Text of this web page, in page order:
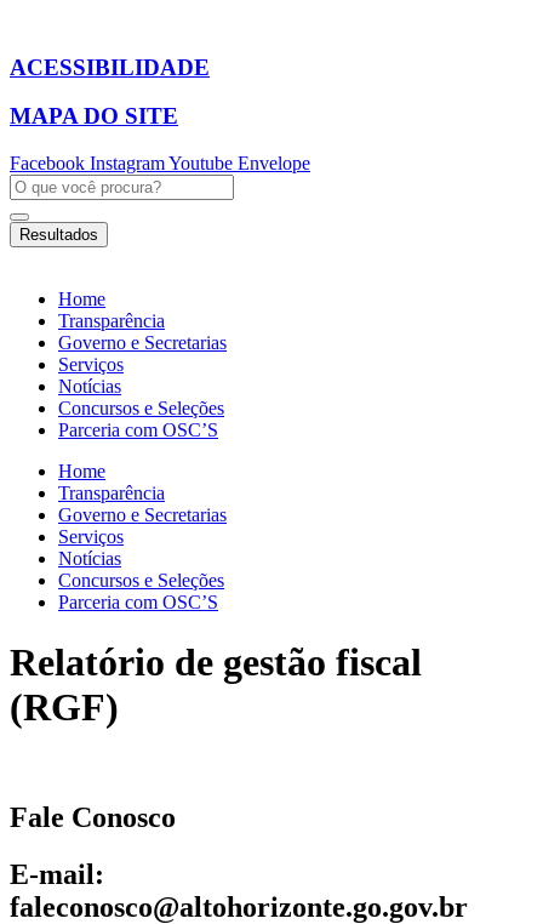
o
conteúdo
ACESSIBILIDADE
MAPA DO SITE
Facebook InstagramYoutube Envelope
Pesquisar
...
Resultados
Home
Transparência
Governo e Secretarias
Serviços
Notícias
Concursos e Seleções
Parceria com OSC’S
Home
Transparência
Governo e Secretarias
Serviços
Notícias
Concursos e Seleções
Parceria com OSC’S
Relatório de gestão fiscal
(RGF)
Fale Conosco
E-mail:
faleconosco@altohorizonte.go.gov.br